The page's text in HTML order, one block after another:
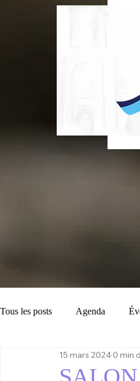
Tous les posts Agenda
Tourisme
15 mars 2024 0 min